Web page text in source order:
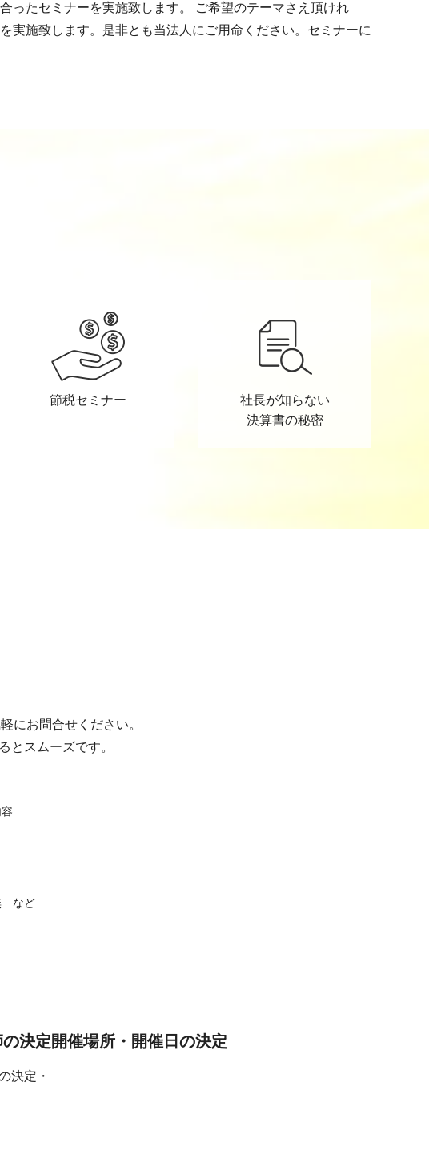
ったセミナーを実施致します。 ご希望のテーマさえ頂けれ
実施致します。是非とも当法人にご用命ください。セミナーに
節税セミナー
社長が知らない
決算書の秘密
にお問合せください。
とスムーズです。
など
決定開催場所・開催日の決定
決定・